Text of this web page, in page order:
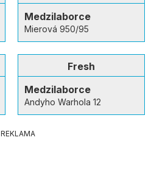
Medzilaborce
Mierová 950/95
Fresh
Medzilaborce
Andyho Warhola 12
REKLAMA